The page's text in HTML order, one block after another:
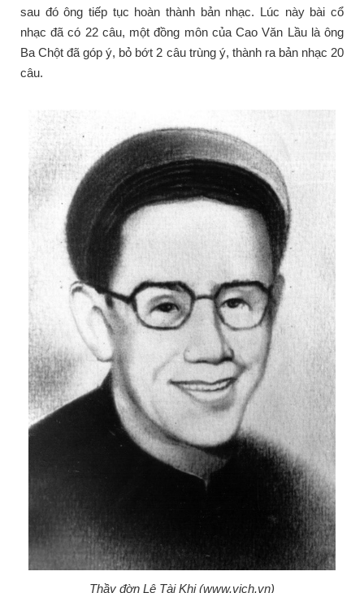
sau đó ông tiếp tục hoàn thành bản nhạc. Lúc này bài cổ
nhạc đã có 22 câu, một đồng môn của Cao Văn Lầu là ông
Ba Chột đã góp ý, bỏ bớt 2 câu trùng ý, thành ra bản nhạc 20
câu.
Thầy đờn Lê Tài Khị (www.vich.vn)